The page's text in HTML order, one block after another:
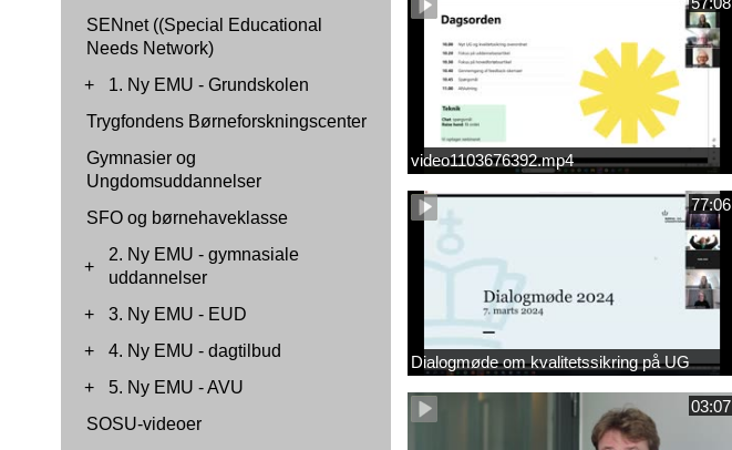
SENnet ((Special Educational
Needs Network)
+
1. Ny EMU - Grundskolen
Trygfondens Børneforskningscenter
Gymnasier og
Ungdomsuddannelser
SFO og børnehaveklasse
+
2. Ny EMU - gymnasiale
uddannelser
+
3. Ny EMU - EUD
+
4. Ny EMU - dagtilbud
+
5. Ny EMU - AVU
SOSU-videoer
video1103676392.mp4
77:06
Dialogmøde om kvalitetssikring på UG
03:07